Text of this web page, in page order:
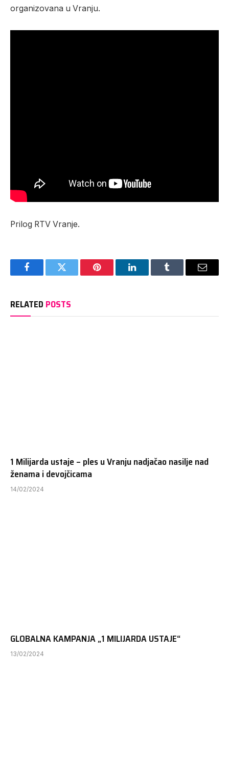
organizovana u Vranju.
Prilog RTV Vranje.
FacebookTwitter Pinterest LinkedInTumblr Email
RELATED POSTS
1 Milijarda ustaje – ples u Vranju nadjačao nasilje nad
ženama i devojčicama
14/02/2024
GLOBALNA KAMPANJA „1 MILIJARDA USTAJE“
13/02/2024